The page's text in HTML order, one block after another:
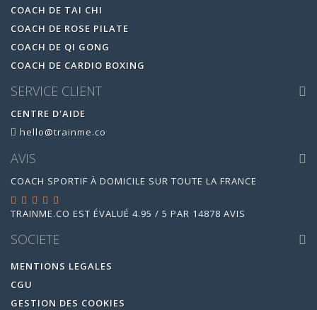
COACH DE TAI CHI
COACH DE ROSE PILATE
COACH DE QI GONG
COACH DE CARDIO BOXING
SERVICE CLIENT
CENTRE D'AIDE
hello@trainme.co
AVIS
COACH SPORTIF À DOMICILE SUR TOUTE LA FRANCE
TRAINME.CO EST ÉVALUÉ 4.95 / 5 PAR 14878 AVIS
SOCIETE
MENTIONS LEGALES
CGU
GESTION DES COOKIES